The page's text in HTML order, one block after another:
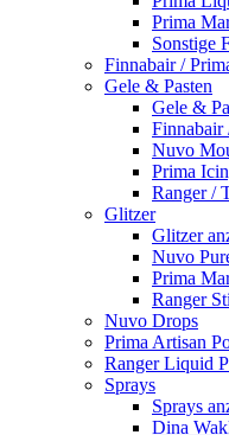
Prima
Sonstige
Finnabair /
Gele & Pasten
Gele &
Finnabair
Nuvo
Prima
Ranger /
Glitzer
Glitzer
Nuvo
Prima
Ranger
Nuvo Drops
Prima Artisan
Ranger Liquid
Sprays
Sprays
Dina